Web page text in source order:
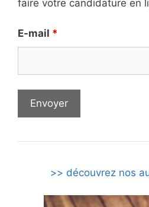
faire votre candidature en
E-mail *
>> découvrez nos